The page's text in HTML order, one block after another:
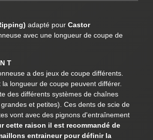
adapté pour Castor
avec une longueur de coupe de
T
a des jeux de coupe différents.
longueur de coupe peuvent différer.
des différents systèmes de chaînes
et petites). Ces dents de scie de
vont avec des pignons d'entraînement
cette raison il est recommandé de
entraineur pour définir la